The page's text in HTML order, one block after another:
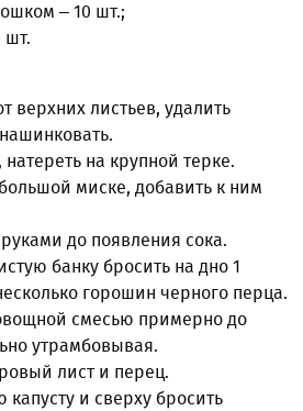
– 10 шт.;
шт.
верхних листьев, удалить
на крупной терке.
миске, добавить к ним
до появления сока.
банку бросить на дно 1
горошин черного перца.
смесью примерно до
утрамбовывая.
лист и перец.
капусту и сверху бросить